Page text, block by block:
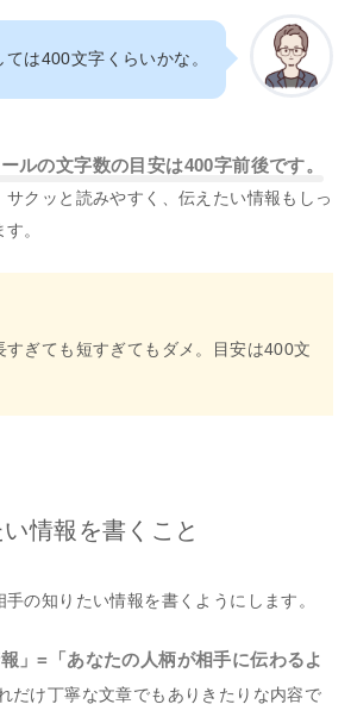
ては400文字くらいかな。
ルの文字数の目安は400字前後です。
サクッと読みやすく、伝えたい情報もしっ
。
すぎても短すぎてもダメ。目安は400文
情報を書くこと
の知りたい情報を書くようにします。
」=「あなたの人柄が相手に伝わるよ
だけ丁寧な文章でもありきたりな内容で